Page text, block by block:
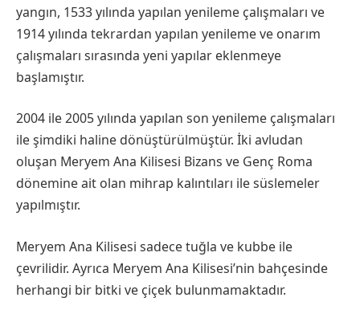
yangın, 1533 yılında yapılan yenileme çalışmaları ve
1914 yılında tekrardan yapılan yenileme ve onarım
çalışmaları sırasında yeni yapılar eklenmeye
başlamıştır.
2004 ile 2005 yılında yapılan son yenileme çalışmaları
ile şimdiki haline dönüştürülmüştür. İki avludan
oluşan Meryem Ana Kilisesi Bizans ve Genç Roma
dönemine ait olan mihrap kalıntıları ile süslemeler
yapılmıştır.
Meryem Ana Kilisesi sadece tuğla ve kubbe ile
çevrilidir. Ayrıca Meryem Ana Kilisesi’nin bahçesinde
herhangi bir bitki ve çiçek bulunmamaktadır.